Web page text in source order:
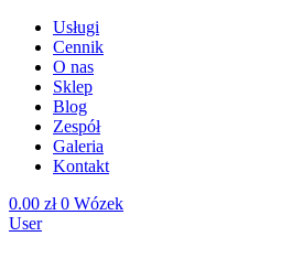
Usługi
Cennik
O nas
Sklep
Blog
Zespół
Galeria
Kontakt
0.00 zł 0 Wózek
User